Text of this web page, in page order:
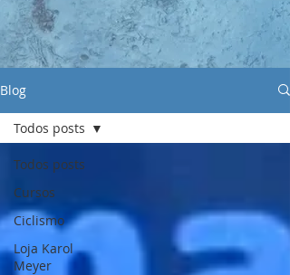
Blog
Todos posts
Cursos
Ciclismo
Loja Karol
Meyer
Todos posts